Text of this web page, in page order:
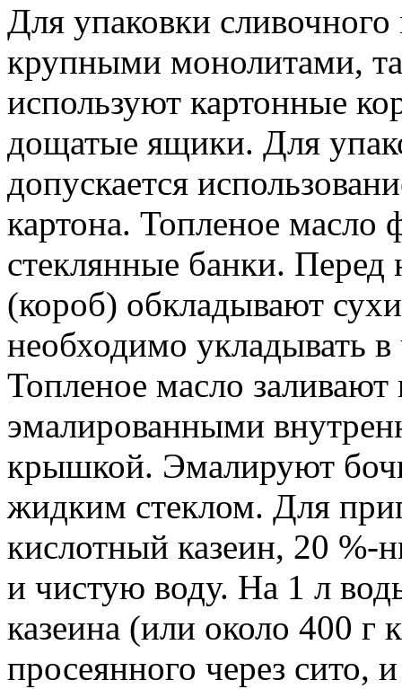
Для упаковки
крупными монолитами,
используют картонные
дощатые ящики. Для
допускается
картона. Топленое масло
стеклянные банки.
(короб) обкладывают
необходимо укладывать
Топленое масло
эмалированными
крышкой. Эмалируют
жидким стеклом. Для
кислотный казеин, 20 %-
и чистую воду. На 1 л
казеина (или около 400 г
просеянного через сито,